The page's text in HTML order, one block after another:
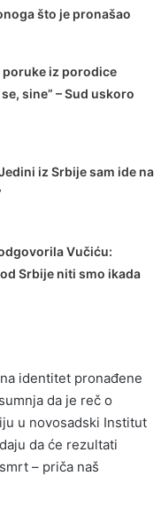
što je pronašao
iz porodice
sine” – Sud uskoro
iz Srbije sam ide na
Vučiću:
Srbije niti smo ikada
identitet pronađene
da je reč o
u novosadski Institut
da će rezultati
– priča naš